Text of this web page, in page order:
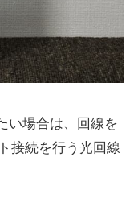
い場合は、回線を
接続を行う光回線